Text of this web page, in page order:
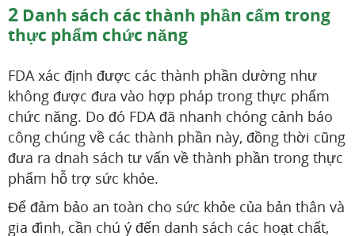
2 Danh sách các thành phần cấm trong
thực phẩm chức năng
FDA xác định được các thành phần dường như
không được đưa vào hợp pháp trong thực phẩm
chức năng. Do đó FDA đã nhanh chóng cảnh báo
công chúng về các thành phần này, đồng thời cũng
đưa ra dnah sách tư vấn về thành phần trong thực
phẩm hỗ trợ sức khỏe.
Để đảm bảo an toàn cho sức khỏe của bản thân và
gia đình, cần chú ý đến danh sách các hoạt chất,